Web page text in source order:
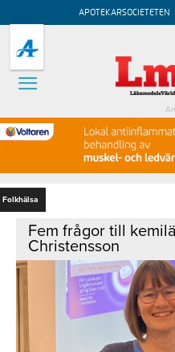
APOTEKARSOCIETETEN
Folkhälsa
Fem frågor till
Christensson